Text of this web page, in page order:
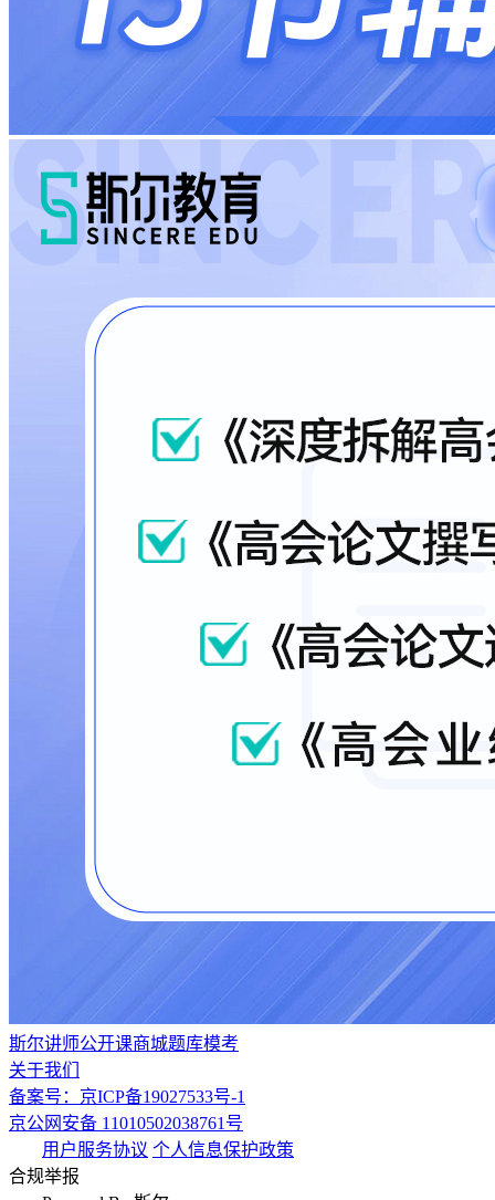
斯尔讲师公开课商城题库模考
关于我们
备案号：京ICP备19027533号-1
京公网安备 11010502038761号
用户服务协议 个人信息保护政策
合规举报